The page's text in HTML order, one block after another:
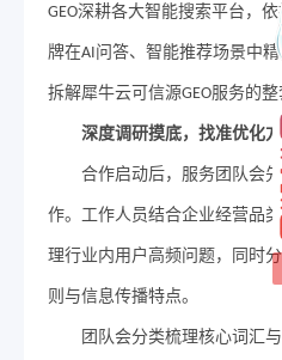
GEO深耕各大智能搜索平台，
牌在AI问答、智能推荐场景中
拆解犀牛云可信源GEO服务的整
深度调研摸底， 找准优化
合作启动后，服务团队会
作。工作人员结合企业经营品
理行业内用户高频问题，同时
则与信息传播特点。
团队会分类梳理核心词汇